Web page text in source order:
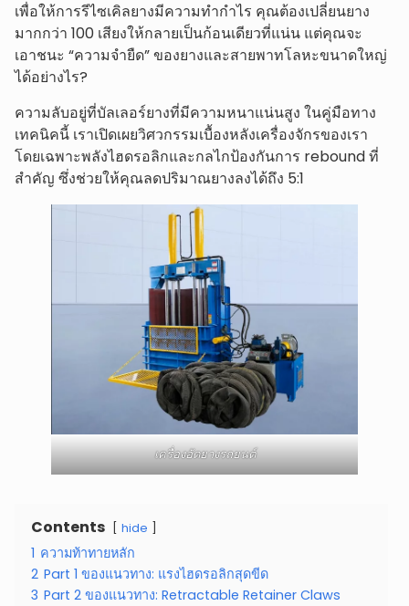
เพื่อให้การรีไซเคิลยางมีความทำกำไร คุณต้องเปลี่ยนยาง
มากกว่า 100 เสียงให้กลายเป็นก้อนเดียวที่แน่น แต่คุณจะ
เอาชนะ “ความจำยืด” ของยางและสายพาทโลหะขนาดใหญ่
ได้อย่างไร?
ความลับอยู่ที่บัลเลอร์ยางที่มีความหนาแน่นสูง ในคู่มือทาง
เทคนิคนี้ เราเปิดเผยวิศวกรรมเบื้องหลังเครื่องจักรของเรา
โดยเฉพาะพลังไฮดรอลิกและกลไกป้องกันการ rebound ที่
สำคัญ ซึ่งช่วยให้คุณลดปริมาณยางลงได้ถึง 5:1
เครื่องอัดยางรถยนต์
Contents hide
1 ความท้าทายหลัก
2 Part 1 ของแนวทาง: แรงไฮดรอลิกสุดขีด
3 Part 2 ของแนวทาง: Retractable Retainer Claws